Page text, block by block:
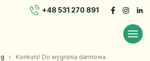
+48 531 270 891
› Konkurs! Do wygrania darmowa